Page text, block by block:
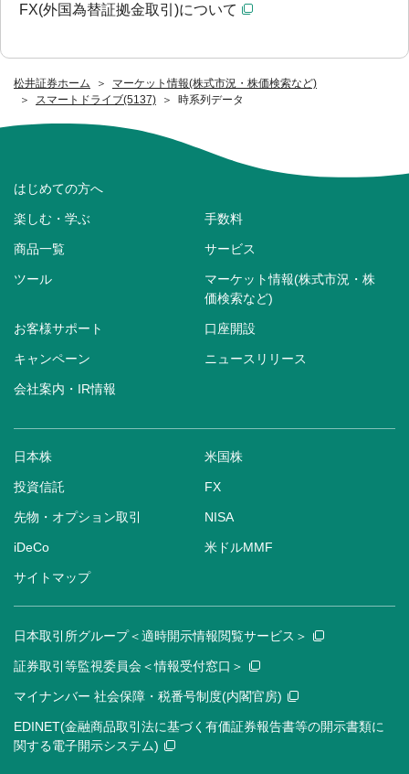
松井証券ホーム
マーケット情報(株式市況・株価検索など)
スマートドライブ(5137)
時系列データ
FX(外国為替証拠金取引)について
はじめての方へ
楽しむ・学ぶ 手数料
商品一覧 サービス
ツール
マーケット情報(株式市況・株
価検索など)
お客様サポート 口座開設
キャンペーン ニュースリリース
会社案内・IR情報
日本株 米国株
投資信託 FX
先物・オプション取引 NISA
iDeCo 米ドルMMF
サイトマップ
日本取引所グループ＜適時開示情報閲覧サービス＞
証券取引等監視委員会＜情報受付窓口＞
マイナンバー 社会保障・税番号制度(内閣官房)
EDINET(金融商品取引法に基づく有価証券報告書等の開示書類に
関する電子開示システム)